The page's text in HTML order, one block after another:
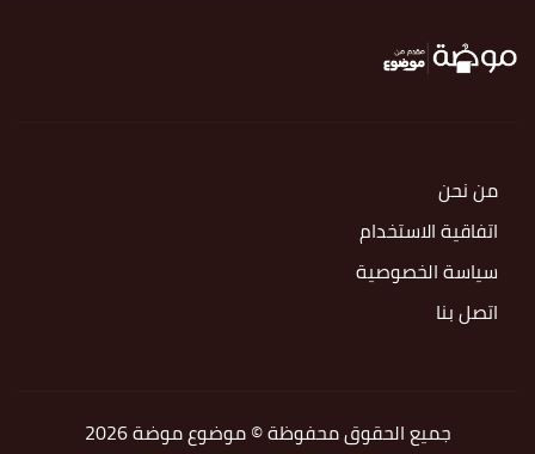
من نحن
اتفاقية الاستخدام
سياسة الخصوصية
اتصل بنا
جميع الحقوق محفوظة © موضوع موضة 2026